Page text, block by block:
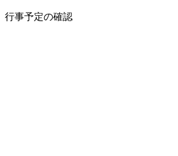
行事予定の確認